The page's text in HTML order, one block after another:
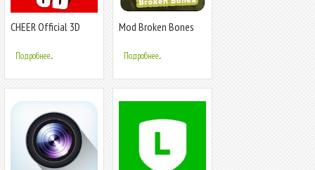
CHEER Official 3D
Подробнее...
Mod Broken Bones
Подробнее...